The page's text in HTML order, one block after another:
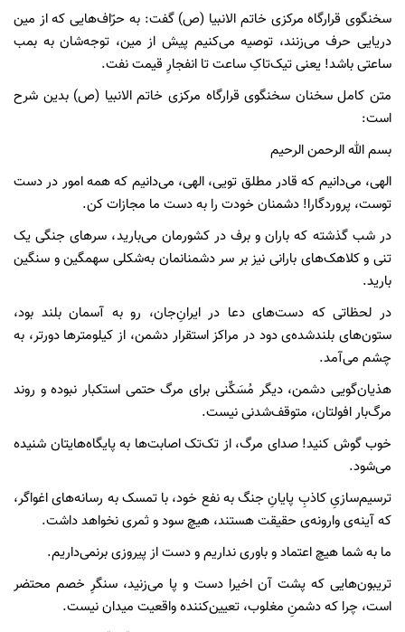
سخنگوی قرارگاه مرکزی خاتم الانبیا (ص) گفت: به حرّاف‌هایی که از مین
دریایی حرف می‌زنند، توصیه می‌کنیم پیش از مین، توجه‌شان به بمب
ساعتی باشد! یعنی تیک‌تاکِ ساعت تا انفجارِ قیمت نفت.
متن کامل سخنان سخنگوی قرارگاه مرکزی خاتم الانبیا (ص) بدین شرح
است:
بسم الله الرحمن الرحیم
الهی، می‌دانیم که قادر مطلق تویی، الهی، می‌دانیم که همه امور در دست
توست، پروردگارا! دشمنان خودت را به دست ما مجازات کن.
در شب گذشته که باران و برف در کشورمان می‌بارید، سرهای جنگی یک
تنی و کلاهک‌های بارانی نیز بر سر دشمنانمان به‌شکلی سهمگین و سنگین
بارید.
در لحظاتی که دست‌های دعا در ایرانِ‌جان، رو به آسمان بلند بود،
ستون‌های بلندشده‌ی دود در مراکز استقرار دشمن، از کیلومترها دورتر، به
چشم می‌آمد.
هذیان‌گویی دشمن، دیگر مُسَکِّنی برای مرگ حتمی استکبار نبوده و روند
مرگ‌بار افولتان، متوقف‌شدنی نیست.
خوب گوش کنید! صدای مرگ، از تک‌تک اصابت‌ها به پایگاه‌هایتان شنیده
می‌شود.
ترسیم‌سازیِ کاذبِ پایانِ جنگ به نفع خود، با تمسک به رسانه‌های اغواگر،
که آینه‌ی وارونه‌ی حقیقت هستند، هیچ سود و ثمری نخواهد داشت.
ما به شما هیچ اعتماد و باوری نداریم و دست از پیروزی برنمی‌داریم.
تریبون‌هایی که پشت آن اخیرا دست و پا می‌زنید، سنگرِ خصم محتضر
است، چرا که دشمنِ مغلوب، تعیین‌کننده واقعیت میدان نیست.